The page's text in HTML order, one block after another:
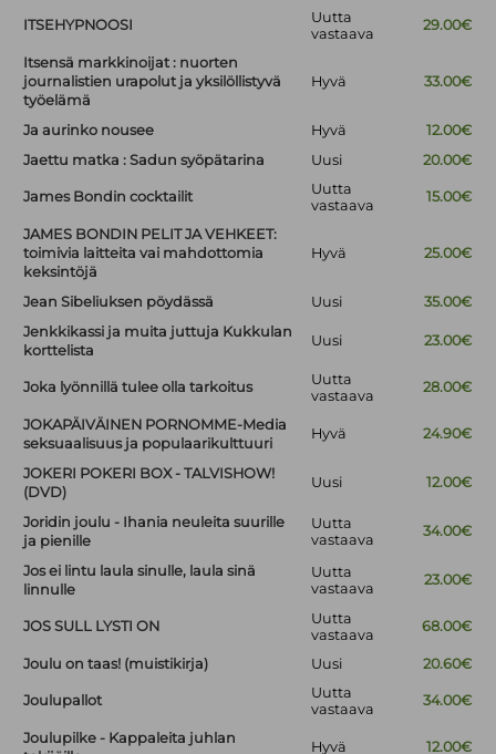
ITSEHYPNOOSI
Uutta
vastaava
29.00€
Itsensä markkinoijat : nuorten
journalistien urapolut ja yksilöllistyvä
työelämä
Hyvä 33.00€
Ja aurinko nousee Hyvä
12.00€
Jaettu matka : Sadun syöpätarina
Uusi 20.00€
James Bondin cocktailit
Uutta
vastaava
15.00€
JAMES BONDIN PELIT JA VEHKEET:
toimivia laitteita vai mahdottomia
keksintöjä
Hyvä 25.00€
Jean Sibeliuksen pöydässä Uusi
35.00€
Jenkkikassi ja muita juttuja Kukkulan
korttelista
Uusi 23.00€
Joka lyönnillä tulee olla tarkoitus
Uutta
vastaava
28.00€
JOKAPÄIVÄINEN PORNOMME-Media
seksuaalisuus ja populaarikulttuuri
Hyvä 24.90€
JOKERI POKERI BOX - TALVISHOW!
(DVD)
Uusi 12.00€
Joridin joulu - Ihania neuleita suurille
ja pienille
Uutta
vastaava
34.00€
Jos ei lintu laula sinulle, laula sinä
linnulle
Uutta
vastaava
23.00€
JOS SULL LYSTI ON
Uutta
vastaava
68.00€
Joulu on taas! (muistikirja) Uusi 20.60€
Joulupallot
Uutta
vastaava
34.00€
Joulupilke - Kappaleita juhlan
Hyvä 12.00€